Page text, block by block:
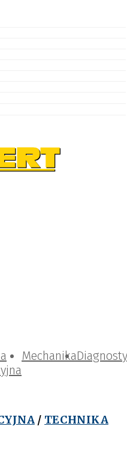
Mechanika
/ TECHNIKA